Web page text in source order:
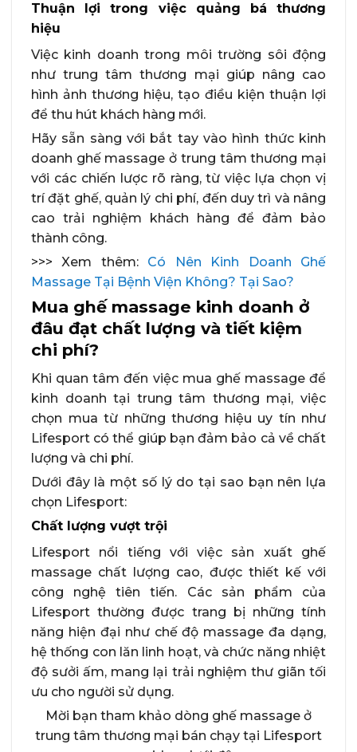
Thuận lợi trong việc quảng bá thương
hiệu
Việc kinh doanh trong môi trường sôi động
như trung tâm thương mại giúp nâng cao
hình ảnh thương hiệu, tạo điều kiện thuận lợi
để thu hút khách hàng mới.
Hãy sẵn sàng với bắt tay vào hình thức kinh
doanh ghế massage ở trung tâm thương mại
với các chiến lược rõ ràng, từ việc lựa chọn vị
trí đặt ghế, quản lý chi phí, đến duy trì và nâng
cao trải nghiệm khách hàng để đảm bảo
thành công.
>>> Xem thêm: Có Nên Kinh Doanh Ghế
Massage Tại Bệnh Viện Không? Tại Sao?
Mua ghế massage kinh doanh ở
đâu đạt chất lượng và tiết kiệm
chi phí?
Khi quan tâm đến việc mua ghế massage để
kinh doanh tại trung tâm thương mại, việc
chọn mua từ những thương hiệu uy tín như
Lifesport có thể giúp bạn đảm bảo cả về chất
lượng và chi phí.
Dưới đây là một số lý do tại sao bạn nên lựa
chọn Lifesport:
Chất lượng vượt trội
Lifesport nổi tiếng với việc sản xuất ghế
massage chất lượng cao, được thiết kế với
công nghệ tiên tiến. Các sản phẩm của
Lifesport thường được trang bị những tính
năng hiện đại như chế độ massage đa dạng,
hệ thống con lăn linh hoạt, và chức năng nhiệt
độ sưởi ấm, mang lại trải nghiệm thư giãn tối
ưu cho người sử dụng.
Mời bạn tham khảo dòng ghế massage ở
trung tâm thương mại bán chạy tại Lifesport